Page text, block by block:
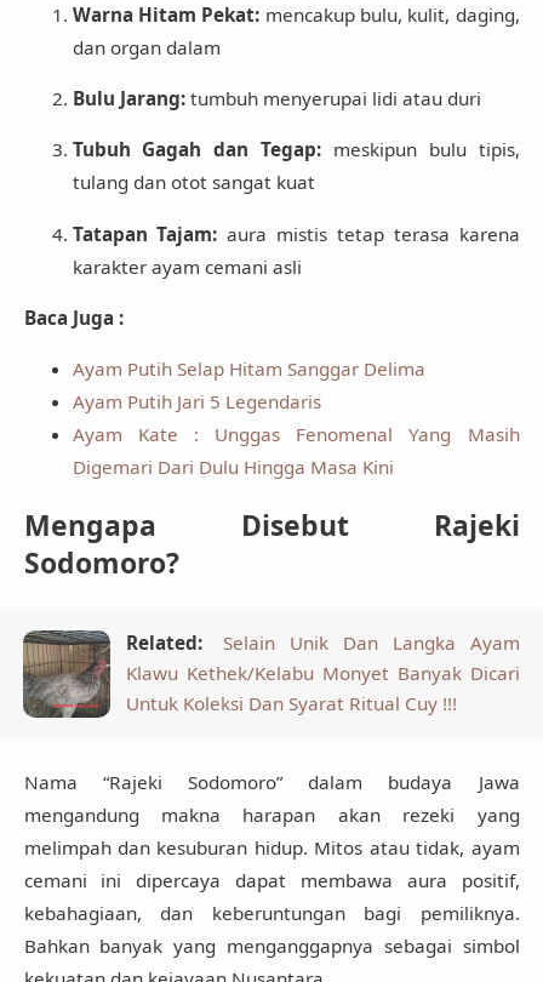
Warna Hitam Pekat: mencakup bulu, kulit, daging,
dan organ dalam
Bulu Jarang:tumbuh menyerupai lidi atau duri
Tubuh Gagah dan Tegap: meskipun bulu tipis,
tulang dan otot sangat kuat
Tatapan Tajam: aura mistis tetap terasa karena
karakter ayam cemani asli
Baca Juga :
Ayam Putih Selap Hitam Sanggar Delima
Ayam Putih Jari 5 Legendaris
Ayam Kate : Unggas Fenomenal Yang Masih
Digemari Dari Dulu Hingga Masa Kini
Mengapa Disebut Rajeki
Sodomoro?
Related:
Selain Unik Dan Langka Ayam
Klawu Kethek/Kelabu Monyet Banyak Dicari
Untuk Koleksi Dan Syarat Ritual Cuy !!!
Nama “Rajeki Sodomoro”dalam budaya Jawa
mengandung makna harapan akan rezeki yang
melimpahdan kesuburan hidup. Mitos atau tidak, ayam
cemani ini dipercaya dapat membawa aura positif,
kebahagiaan, dan keberuntungan bagi pemiliknya.
Bahkan banyak yang menganggapnya sebagai simbol